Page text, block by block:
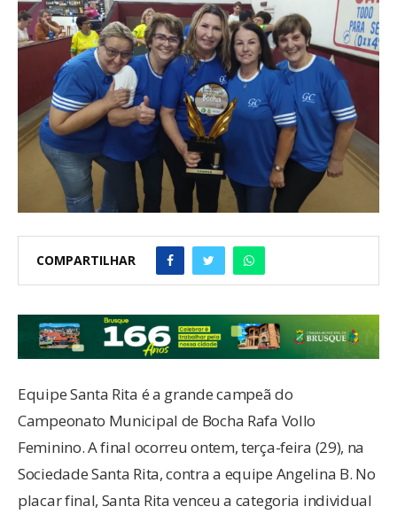
COMPARTILHAR
Equipe Santa Rita é a grande campeã do
Campeonato Municipal de Bocha Rafa Vollo
Feminino. A final ocorreu ontem, terça-feira (29), na
Sociedade Santa Rita, contra a equipe Angelina B. No
placar final, Santa Rita venceu a categoria individual